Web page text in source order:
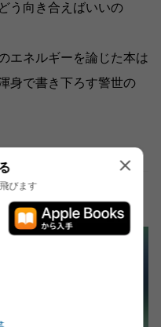
う向き合えばいいの
エネルギーを論じた本は
身で書き下ろす警世の
びます